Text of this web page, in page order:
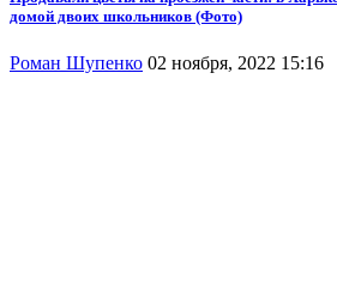
домой двоих школьников (Фото)
Роман Шупенко 02 ноября, 2022 15:16